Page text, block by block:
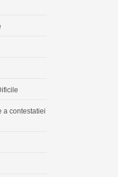
a contestatiei